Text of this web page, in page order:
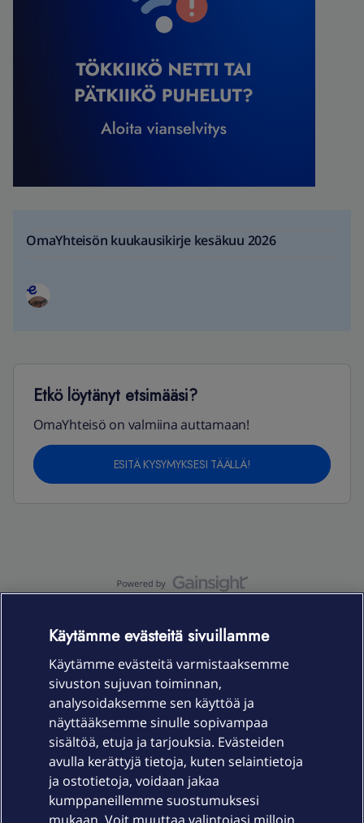
OmaYhteisön kuukausikirje kesäkuu 2026
Etkö löytänyt etsimääsi?
OmaYhteisö on valmiina auttamaan!
ESITÄ KYSYMYKSESI TÄÄLLÄ!
Laitteet & liittymät
Palvelut
Käytämme evästeitä sivuillamme
Käytämme evästeitä varmistaaksemme
sivuston sujuvan toiminnan,
analysoidaksemme sen käyttöä ja
näyttääksemme sinulle sopivampaa
sisältöä, etuja ja tarjouksia. Evästeiden
avulla kerättyjä tietoja, kuten selaintietoja
ja ostotietoja, voidaan jakaa
kumppaneillemme suostumuksesi